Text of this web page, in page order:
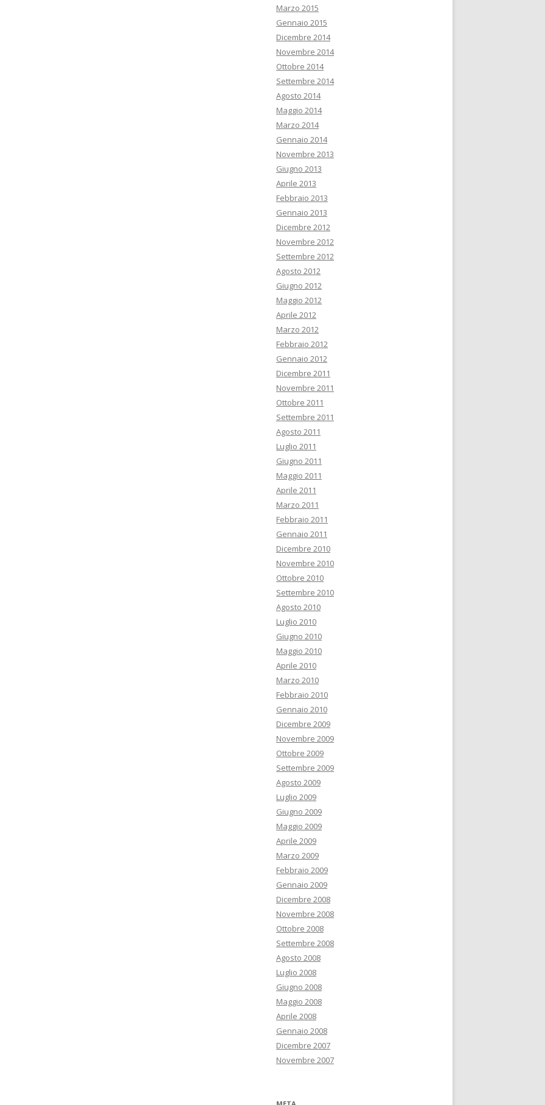
Marzo 2015
Gennaio 2015
Dicembre 2014
Novembre 2014
Ottobre 2014
Settembre 2014
Agosto 2014
Maggio 2014
Marzo 2014
Gennaio 2014
Novembre 2013
Giugno 2013
Aprile 2013
Febbraio 2013
Gennaio 2013
Dicembre 2012
Novembre 2012
Settembre 2012
Agosto 2012
Giugno 2012
Maggio 2012
Aprile 2012
Marzo 2012
Febbraio 2012
Gennaio 2012
Dicembre 2011
Novembre 2011
Ottobre 2011
Settembre 2011
Agosto 2011
Luglio 2011
Giugno 2011
Maggio 2011
Aprile 2011
Marzo 2011
Febbraio 2011
Gennaio 2011
Dicembre 2010
Novembre 2010
Ottobre 2010
Settembre 2010
Agosto 2010
Luglio 2010
Giugno 2010
Maggio 2010
Aprile 2010
Marzo 2010
Febbraio 2010
Gennaio 2010
Dicembre 2009
Novembre 2009
Ottobre 2009
Settembre 2009
Agosto 2009
Luglio 2009
Giugno 2009
Maggio 2009
Aprile 2009
Marzo 2009
Febbraio 2009
Gennaio 2009
Dicembre 2008
Novembre 2008
Ottobre 2008
Settembre 2008
Agosto 2008
Luglio 2008
Giugno 2008
Maggio 2008
Aprile 2008
Gennaio 2008
Dicembre 2007
Novembre 2007